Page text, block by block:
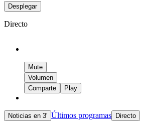
Desplegar
Directo
Mute
Volumen
Comparte
Play
Noticias en 3′ Últimos programas Directo